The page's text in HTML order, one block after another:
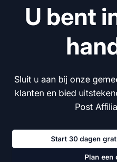
U bent
Sluit u aan bij onze
klanten en bied
Post
Start 30 dagen
Plan een